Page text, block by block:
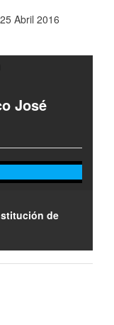
Abril 2016
José
de